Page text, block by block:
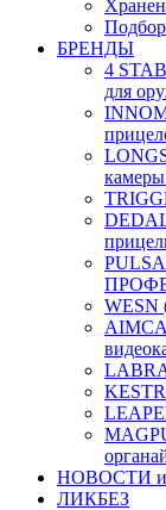
БРЕНДЫ
4
для
WESN
НОВОСТИ
ЛИКБЕЗ